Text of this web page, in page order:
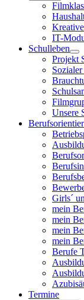
IT-
Schulleben
Projekt
Unsere
Girls´
mein
mein
mein
mein
Berufe
Termine